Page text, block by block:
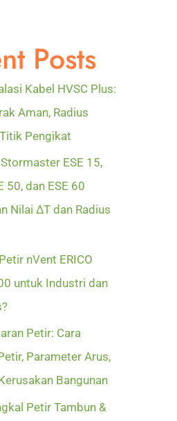
Posts
Kabel HVSC Plus:
Aman, Radius
Pengikat
ESE 15,
50, dan ESE 60
Nilai ΔT dan Radius
nVent ERICO
untuk Industri dan
Petir: Cara
Parameter Arus,
Bangunan
Petir Tambun &